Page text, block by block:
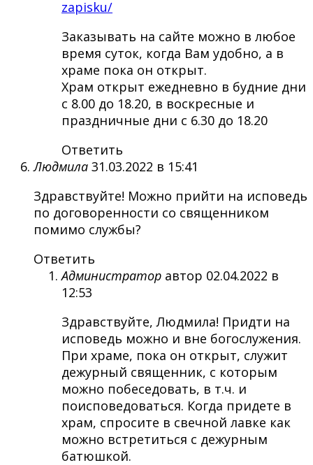
zapisku/
Заказывать на сайте можно в любое
время суток, когда Вам удобно, а в
храме пока он открыт.
Храм открыт ежедневно в будние дни
с 8.00 до 18.20, в воскресные и
праздничные дни с 6.30 до 18.20
Ответить
Людмила 31.03.2022 в 15:41
Здравствуйте! Можно прийти на исповедь
по договоренности со священником
помимо службы?
Ответить
Администратор автор 02.04.2022 в
12:53
Здравствуйте, Людмила! Придти на
исповедь можно и вне богослужения.
При храме, пока он открыт, служит
дежурный священник, с которым
можно побеседовать, в т.ч. и
поисповедоваться. Когда придете в
храм, спросите в свечной лавке как
можно встретиться с дежурным
батюшкой.